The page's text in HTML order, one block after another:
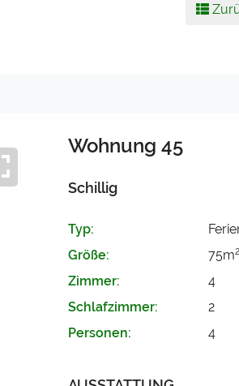
Wohnung 45
Schillig
Typ:
Größe:
75m2
Zimmer:
4
Schlafzimmer:
2
Personen:
4